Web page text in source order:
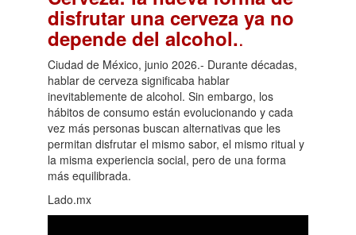
disfrutar una cerveza ya no
depende del alcohol..
Ciudad de México, junio 2026.- Durante décadas,
hablar de cerveza significaba hablar
inevitablemente de alcohol. Sin embargo, los
hábitos de consumo están evolucionando y cada
vez más personas buscan alternativas que les
permitan disfrutar el mismo sabor, el mismo ritual y
la misma experiencia social, pero de una forma
más equilibrada.
Lado.mx